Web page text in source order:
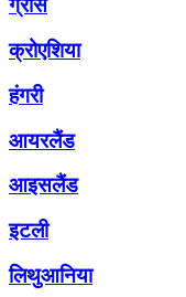
ग्रीस
क्रोएशिया
हंगरी
आयरलैंड
आइसलैंड
इटली
लिथुआनिया